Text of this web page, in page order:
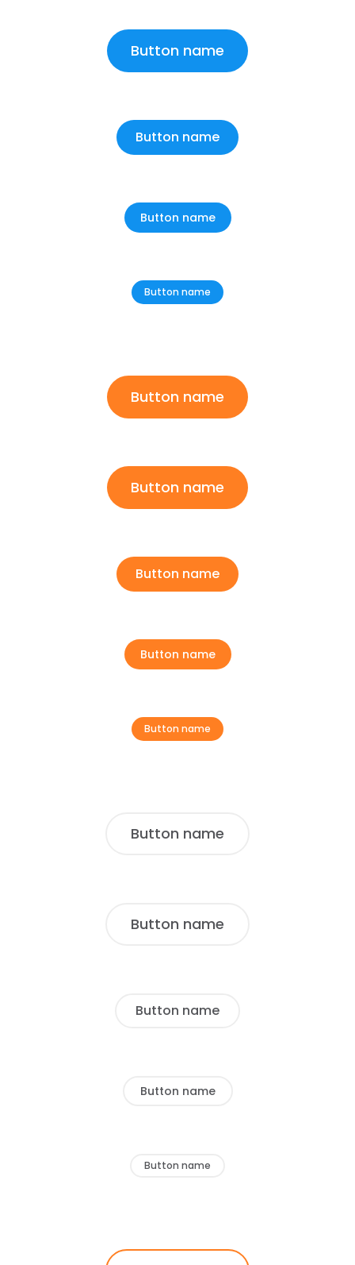
Button name
Button name
Button name
Button name
Button name
Button name
Button name
Button name
Button name
Button name
Button name
Button name
Button name
Button name